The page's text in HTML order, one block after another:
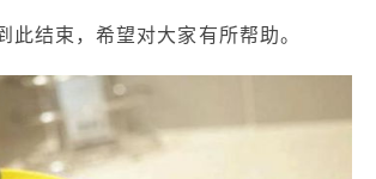
此结束，希望对大家有所帮助。